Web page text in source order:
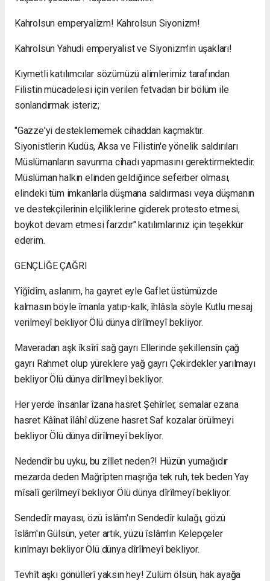
Kahrolsun emperyalizm! Kahrolsun Siyonizm!
Kahrolsun Yahudi emperyalist ve Siyonizm'in uşakları!
Kıymetli katılımcılar sözümüzü alimlerimiz tarafından
Filistin mücadelesi için verilen fetvadan bir bölüm ile
sonlandırmak isteriz;
"Gazze'yi desteklememek cihaddan kaçmaktır.
Siyonistlerin Kudüs, Aksa ve Filistin'e yönelik saldırıları
Müslümanların savunma cihadı yapmasını gerektirmektedir.
Müslüman halkın elinden geldiğince seferber olması,
elindeki tüm imkanlarla düşmana saldırması veya düşmanın
ve destekçilerinin elçiliklerine giderek protesto etmesi,
boykot devam etmesi farzdır" katılımlarınız için teşekkür
ederim.
GENÇLİĞE ÇAĞRI
Yîğîdîm, aslanım, ha gayret eyle Gaflet üstümüzde
kalmasın böyle îmanla yatıp-kalk, îhlâsla söyle Kutlu mesaj
verilmeyî bekliyor Ölü dünya dîrîlmeyî bekliyor.
Maveradan aşk îksîrî sağ gayrı Ellerinde şekillensîn çağ
gayrı Rahmet olup yüreklere yağ gayrı Çekirdekler yarılmayı
bekliyor Ölü dünya dîrîlmeyî bekliyor.
Her yerde însanlar îzana hasret Şehîrler, semalar ezana
hasret Kâînat îlâhî düzene hasret Saf kozalar örülmeyi
bekliyor Ölü dünya dîrîlmeyî bekliyor.
Nedendîr bu uyku, bu zîllet neden?! Hüzün yumağıdır
mezarda deden Mağrîpten maşrığa tek ruh, tek beden Yay
mîsalî gerîlmeyî bekliyor Ölü dünya dîrîlmeyî bekliyor.
Sendedîr mayası, özü îslâm'ın Sendedîr kulağı, gözü
îslâm'ın Gülsün, yeter artık, yüzü îslâm'ın Kelepçeler
kırılmayı bekliyor Ölü dünya dîrîlmeyî bekliyor.
Tevhît aşkı gönüllerî yaksın hey! Zulüm ölsün, hak ayağa